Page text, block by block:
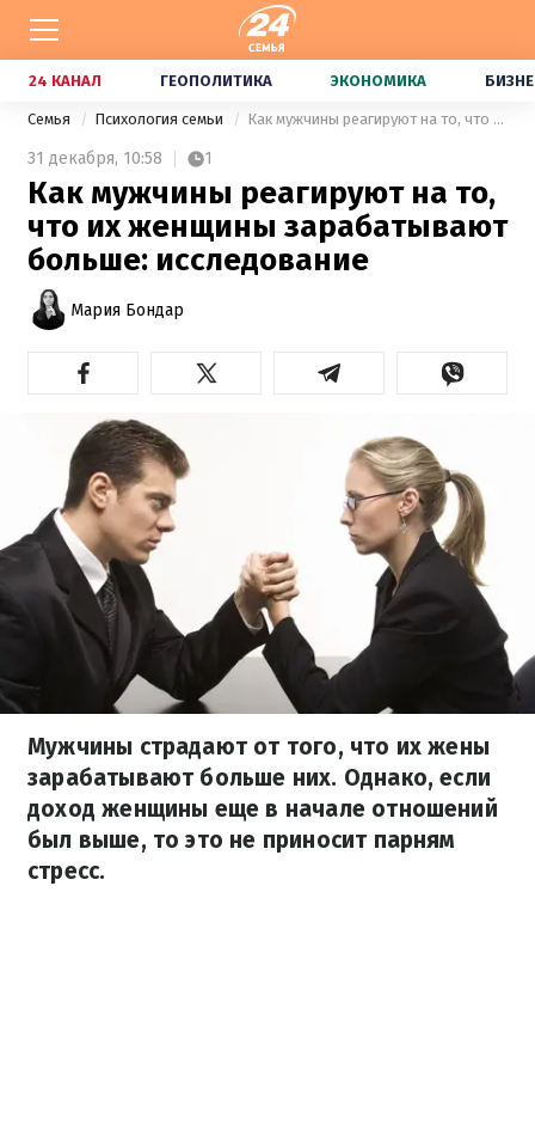
24 КАНАЛ ГЕОПОЛИТИКА ЭКОНОМИКА
Семья Психология семьи Как мужчины реагируют на то, что их женщины зарабатывают больше: исследование
31 декабря, 10:58 1
Как мужчины реагируют на то,
что их женщины зарабатывают
больше: исследование
Мария Бондар
Мужчины страдают от того, что их жены
зарабатывают больше них. Однако, если
доход женщины еще в начале отношений
был выше, то это не приносит парням
стресс.